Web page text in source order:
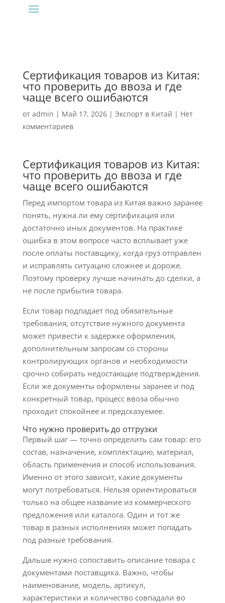
Сертификация товаров из Китая:
что проверить до ввоза и где
чаще всего ошибаются
от admin | Май 17, 2026| Экспорт в Китай | Нет
комментариев
Сертификация товаров из Китая:
что проверить до ввоза и где
чаще всего ошибаются
Перед импортом товара из Китая важно заранее
понять, нужна ли ему сертификация или
достаточно иных документов. На практике
ошибка в этом вопросе часто всплывает уже
после оплаты поставщику, когда груз отправлен
и исправлять ситуацию сложнее и дороже.
Поэтому проверку лучше начинать до сделки, а
не после прибытия товара.
Если товар подпадает под обязательные
требования, отсутствие нужного документа
может привести к задержке оформления,
дополнительным запросам со стороны
контролирующих органов и необходимости
срочно собирать недостающие подтверждения.
Если же документы оформлены заранее и под
конкретный товар, процесс ввоза обычно
проходит спокойнее и предсказуемее.
Что нужно проверить до отгрузки
Первый шаг — точно определить сам товар: его
состав, назначение, комплектацию, материал,
область применения и способ использования.
Именно от этого зависит, какие документы
могут потребоваться. Нельзя ориентироваться
только на общее название из коммерческого
предложения или каталога. Один и тот же
товар в разных исполнениях может попадать
под разные требования.
Дальше нужно сопоставить описание товара с
документами поставщика. Важно, чтобы
наименование, модель, артикул,
характеристики и количество совпадали во